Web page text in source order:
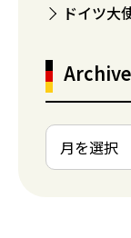
ドイツ大
Archive